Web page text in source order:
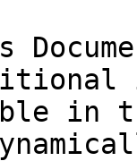
in